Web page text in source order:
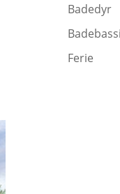
Badedyr
Ferie